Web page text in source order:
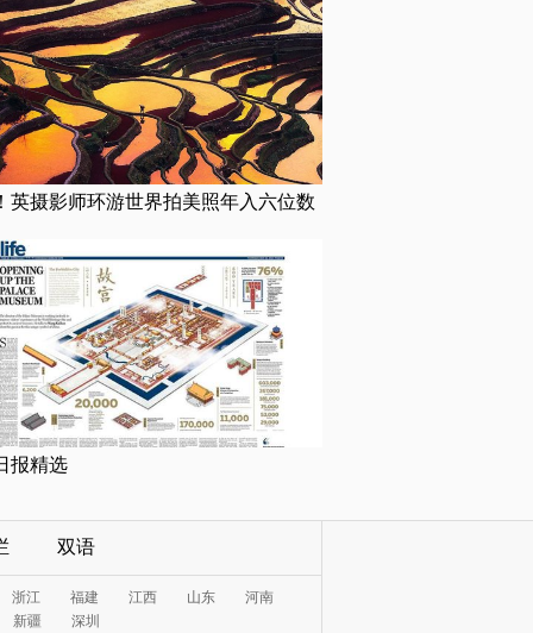
英摄影师环游世界拍美照年入六位数
报精选
双语
浙江 福建 江西 山东
河南
新疆 深圳